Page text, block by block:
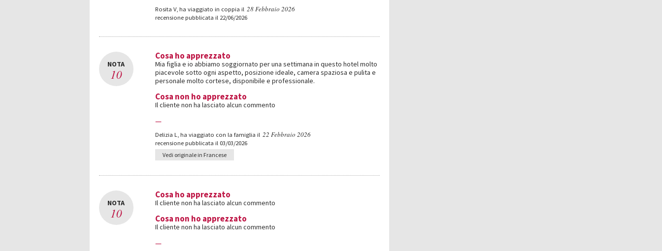
Rosita V, ha viaggiato in coppia il 28 Febbraio 2026
recensione pubblicata il 22/06/2026
NOTA
10
Cosa ho apprezzato
Mia figlia e io abbiamo soggiornato per una settimana in questo hotel molto
piacevole sotto ogni aspetto, posizione ideale, camera spaziosa e pulita e
personale molto cortese, disponibile e professionale.
Cosa non ho apprezzato
Il cliente non ha lasciato alcun commento
—
Delizia L ha viaggiato con la famiglia il 22 Febbraio 2026
recensione pubblicata il 03/03/2026
Vedi originale in Francese
NOTA
10
Cosa ho apprezzato
Il cliente non ha lasciato alcun commento
Cosa non ho apprezzato
Il cliente non ha lasciato alcun commento
—